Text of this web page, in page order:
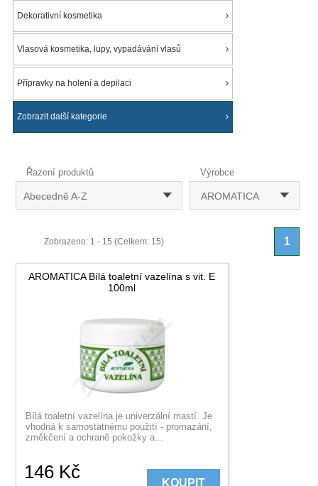
Dekorativní kosmetika
Vlasová kosmetika, lupy, vypadávání vlasů
Přípravky na holení a depilaci
Zobrazit další kategorie
Řazení produktů
Abecedně A-Z
Výrobce
AROMATICA
Zobrazeno: 1 - 15 (Celkem: 15) 1
AROMATICA Bílá toaletní vazelína s vit. E
100ml
Bílá toaletní vazelína je univerzální mastí. Je
vhodná k samostatnému použití - promazání,
změkčení a ochraně pokožky a...
146 Kč
KOUPIT